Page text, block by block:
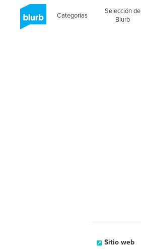
Categorías
Selección de
Blurb
Sitio web